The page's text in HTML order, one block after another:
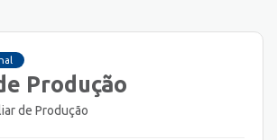
Produção
de Produção